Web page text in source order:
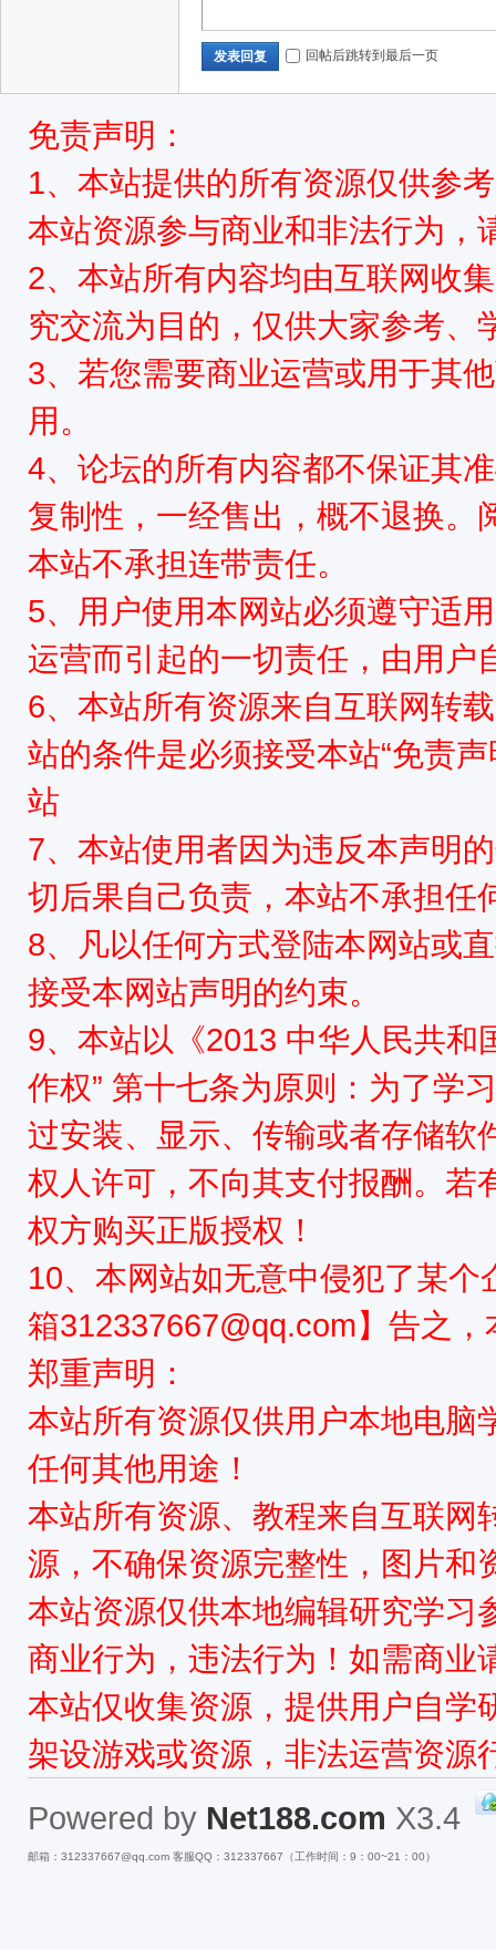
发表回复 回帖后跳转到最后一页
免责声明：
1、本站提供的所有资源仅供参
本站资源参与商业和非法行为，
2、本站所有内容均由互联网收
究交流为目的，仅供大家参考、
3、若您需要商业运营或用于其
用。
4、论坛的所有内容都不保证其
复制性，一经售出，概不退换。
本站不承担连带责任。
5、用户使用本网站必须遵守适
运营而引起的一切责任，由用户
6、本站所有资源来自互联网转
站的条件是必须接受本站“免责
站
7、本站使用者因为违反本声明
切后果自己负责，本站不承担任
8、凡以任何方式登陆本网站或
接受本网站声明的约束。
9、本站以《2013 中华人民共和
作权” 第十七条为原则：为了学
过安装、显示、传输或者存储软
权人许可，不向其支付报酬。若
权方购买正版授权！
10、本网站如无意中侵犯了某
箱312337667@qq.com】告之
郑重声明：
本站所有资源仅供用户本地电脑
任何其他用途！
本站所有资源、教程来自互联网
源，不确保资源完整性，图片和
本站资源仅供本地编辑研究学习
商业行为，违法行为！如需商业
本站仅收集资源，提供用户自学
架设游戏或资源，非法运营资源
Powered by Net188.com X3.4
邮箱：312337667@qq.com 客服QQ：312337667（工作时间：9：00~21：00）